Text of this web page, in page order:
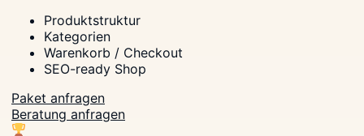
Produktstruktur
Kategorien
Warenkorb / Checkout
SEO-ready Shop
Paket anfragen
Beratung anfragen